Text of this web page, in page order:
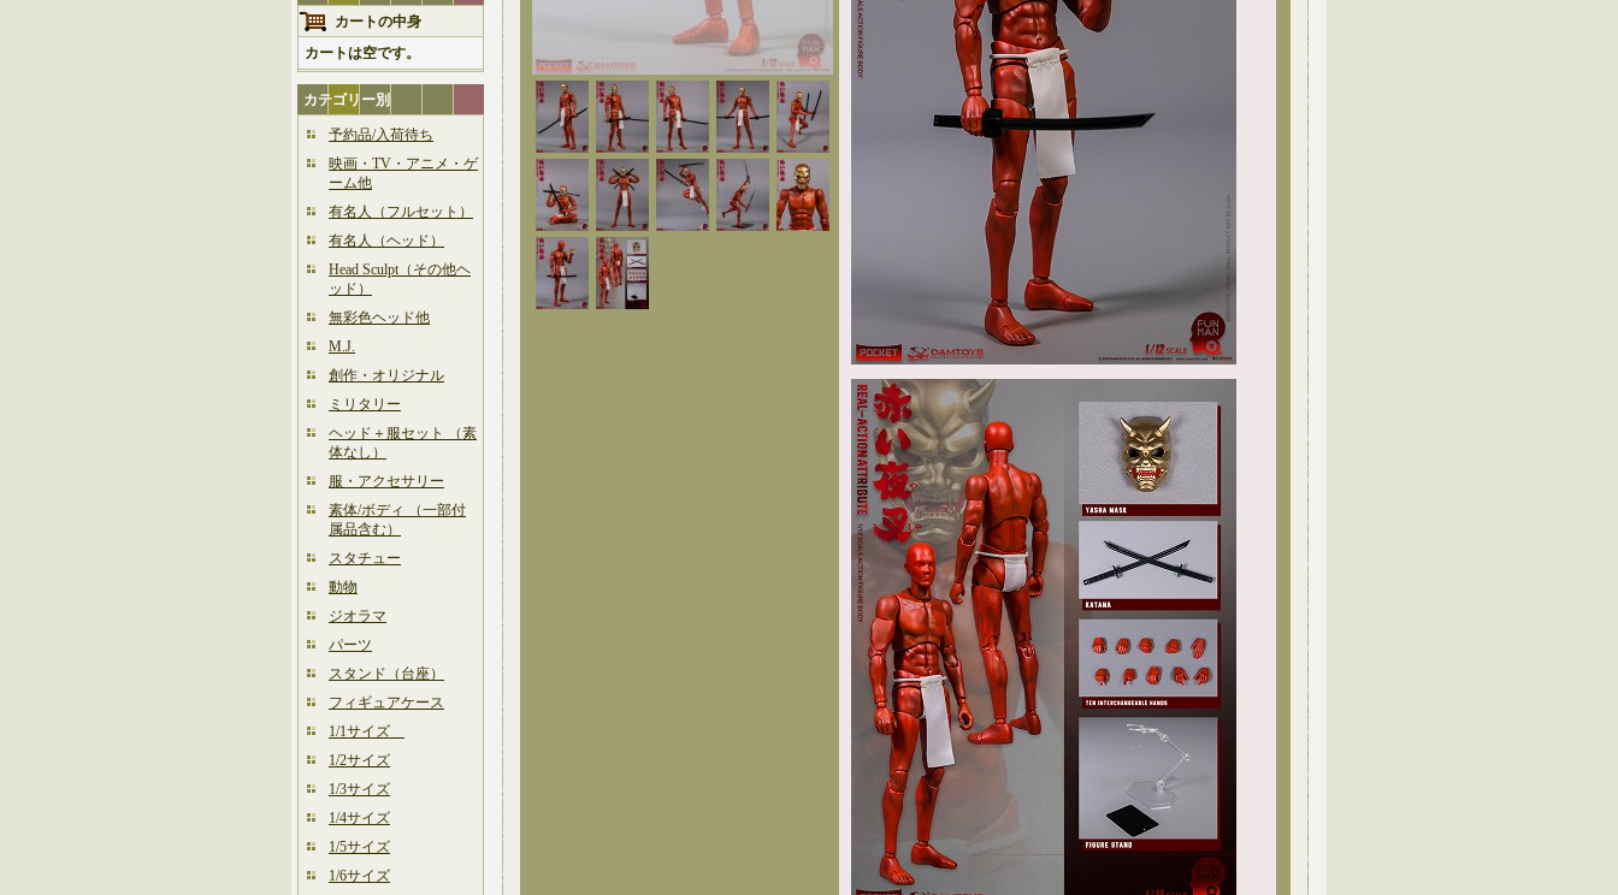
カートの中身
カートは空です。
カテゴリー別
予約品/入荷待ち
映画・TV・アニメ・ゲ
ーム他
有名人（フルセット）
有名人（ヘッド）
Head Sculpt（その他ヘ
ッド）
無彩色ヘッド他
M.J.
創作・オリジナル
ミリタリー
ヘッド＋服セット （素
体なし）
服・アクセサリー
素体/ボディ （一部付
属品含む）
スタチュー
動物
ジオラマ
パーツ
スタンド（台座）
フィギュアケース
1/1サイズ
1/2サイズ
1/3サイズ
1/4サイズ
1/5サイズ
1/6サイズ